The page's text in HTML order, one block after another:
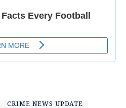
CRIME NEWS UPDATE